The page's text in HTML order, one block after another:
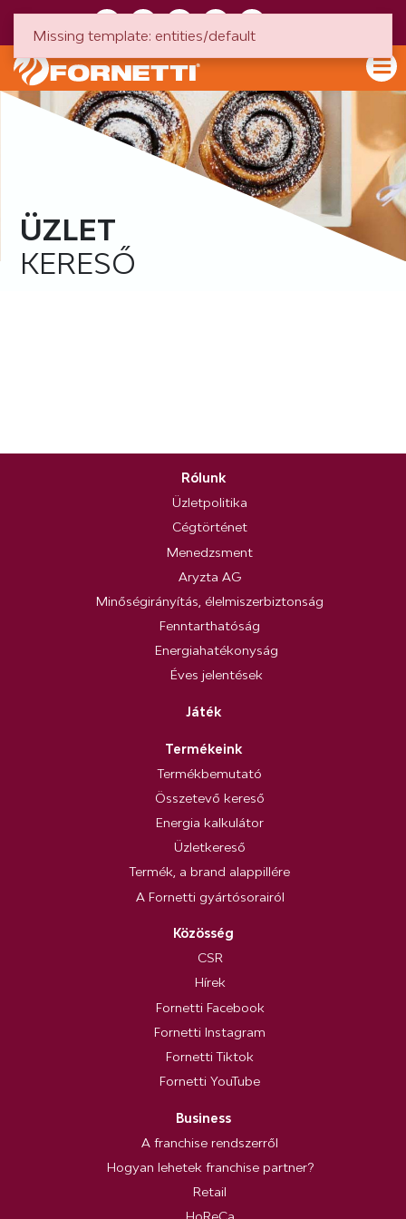
ÜZLET
KERESŐ
Rólunk
Üzletpolitika
Cégtörténet
Menedzsment
Aryzta AG
Minőségirányítás, élelmiszerbiztonság
Fenntarthatóság
Energiahatékonyság
Éves jelentések
Játék
Termékeink
Termékbemutató
Összetevő kereső
Energia kalkulátor
Üzletkereső
Termék, a brand alappillére
A Fornetti gyártósorairól
Közösség
CSR
Hírek
Fornetti Facebook
Fornetti Instagram
Fornetti Tiktok
Fornetti YouTube
Business
A franchise rendszerről
Hogyan lehetek franchise partner?
Retail
Missing template: entities/default